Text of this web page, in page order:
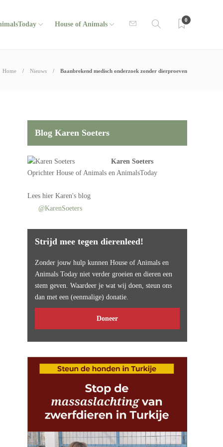
House of Animals
0
Home Nieuws Baanbrekend medisch onderzoek zonder dierproeven
Blog Karen Soeters
Karen Soeters
OprichterHouse of Animals en AnimalsToday
Leeshier Karen's blog
@KarenSoeters
Strijd mee tegen dierenleed!
Zonder jouw hulp kunnen House of Animals en
Animals Today niet verder groeien en dieren een
stem geven. Waardeer je wat wij doen, steun ons
dan met een (eenmalige) donatie.
Doneer